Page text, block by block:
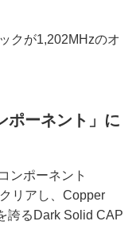
クが1,202MHzのオ
ポーネント」に
ンポーネント
リアし、Copper
誇るDark Solid CAP